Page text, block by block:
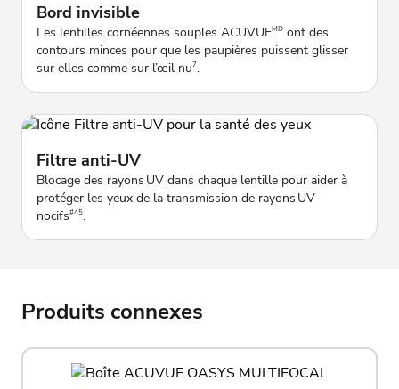
Bord invisible
Les lentilles cornéennes souples ACUVUEMD ont des
contours minces pour que les paupières puissent glisser
sur elles comme sur l’œil nu7.
Filtre anti-UV
Blocage des rayons UV dans chaque lentille pour aider à
protéger les yeux de la transmission de rayons UV
nocifs#^5.
Produits connexes